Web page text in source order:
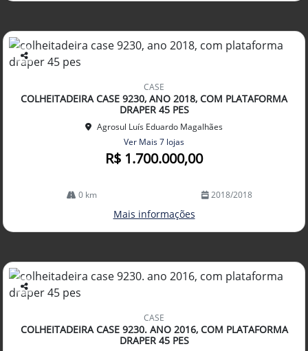
Co
arti
lhe
CASE
COLHEITADEIRA CASE 9230, ANO 2018, COM PLATAFORMA
DRAPER 45 PES
Agrosul Luís Eduardo Magalhães
Ver Mais 7 lojas
R$ 1.700.000,00
0 km 2018/2018
Mais informações
Co
arti
lhe
CASE
COLHEITADEIRA CASE 9230. ANO 2016, COM PLATAFORMA
DRAPER 45 PES